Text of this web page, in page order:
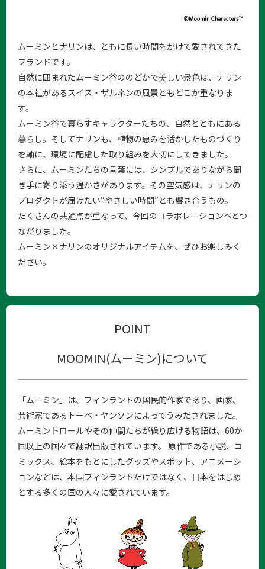
ムーミンとナリンは、ともに長い時間をかけて愛されてきた
ブランドです。
自然に囲まれたムーミン谷ののどかで美しい景色は、ナリン
の本社があるスイス・ザルネンの風景ともどこか重なりま
す。
ムーミン谷で暮らすキャラクターたちの、自然とともにある
暮らし。そしてナリンも、植物の恵みを活かしたものづくり
を軸に、環境に配慮した取り組みを大切にしてきました。
さらに、ムーミンたちの言葉には、シンプルでありながら聞
き手に寄り添う温かさがあります。その空気感は、ナリンの
プロダクトが届けたい“やさしい時間”とも響き合うもの。
たくさんの共通点が重なって、今回のコラボレーションへとつ
ながりました。
ムーミン×ナリンのオリジナルアイテムを、ぜひお楽しみく
ださい。
POINT
MOOMIN(ムーミン)について
「ムーミン」は、フィンランドの国民的作家であり、画家、
芸術家であるトーベ・ヤンソンによってうみだされました。
ムーミントロールやその仲間たちが繰り広げる物語は、60か
国以上の国々で翻訳出版されています。 原作である小説、コ
ミックス、絵本をもとにしたグッズやスポット、アニメーシ
ョンなどは、本国フィンランドだけではなく、日本をはじめ
とする多くの国の人々に愛されています。